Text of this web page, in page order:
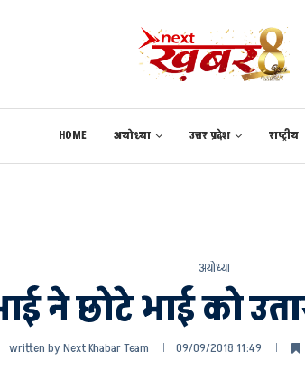
HOME अयोध्या उत्तर प्रदेश राष्ट्रीय
अयोध्या
ने छोटे भाई को
written byNext Khabar Team 09/09/2018 11:49